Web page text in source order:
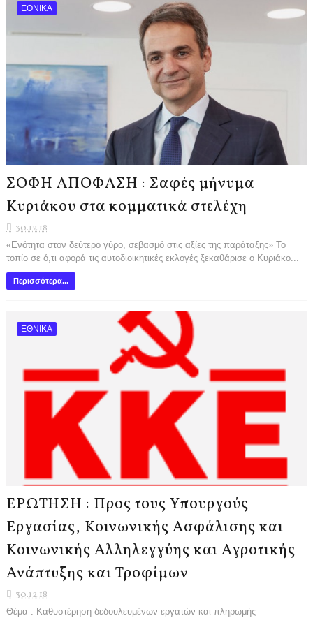
ΕΘΝΙΚΑ
ΣΟΦΗ ΑΠΟΦΑΣΗ : Σαφές μήνυμα
Κυριάκου στα κομματικά στελέχη
30.12.18
«Ενότητα στον δεύτερο γύρο, σεβασμό στις αξίες της παράταξης» Το
τοπίο σε ό,τι αφορά τις αυτοδιοικητικές εκλογές ξεκαθάρισε ο Κυριάκο...
Περισσότερα...
ΕΘΝΙΚΑ
ΕΡΩΤΗΣΗ : Προς τους Υπουργούς
Εργασίας, Κοινωνικής Ασφάλισης και
Κοινωνικής Αλληλεγγύης και Αγροτικής
Ανάπτυξης και Τροφίμων
30.12.18
Θέμα : Καθυστέρηση δεδουλευμένων εργατών και πληρωμής